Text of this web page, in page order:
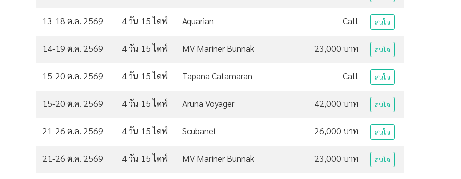
13-18 ต.ค. 2569 4 วัน 15 ไดฟ์ Aquarian Call สนใจ
14-19 ต.ค. 2569 4 วัน 15 ไดฟ์ MV Mariner Bunnak 23,000 บาท สนใจ
15-20 ต.ค. 2569 4 วัน 15 ไดฟ์ Tapana Catamaran Call สนใจ
15-20 ต.ค. 2569 4 วัน 15 ไดฟ์ Aruna Voyager 42,000 บาท สนใจ
21-26 ต.ค. 2569 4 วัน 15 ไดฟ์ Scubanet 26,000 บาท สนใจ
21-26 ต.ค. 2569 4 วัน 15 ไดฟ์ MV Mariner Bunnak 23,000 บาท สนใจ